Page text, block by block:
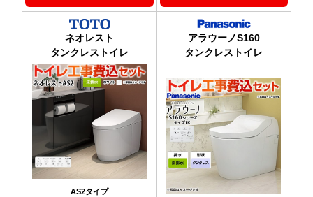
ネオレスト
タンクレストイレ
AS2タイプ
アラウーノS160
タンクレストイレ